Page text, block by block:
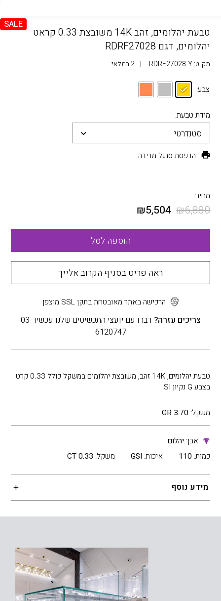
SALE
טבעת יהלומים, זהב 14K משובצת 0.33 קראט
יהלומים, דגם RDRF27028
מק"ט:RDRF27028-Y
| 2 במלאי
צבע:
מידת טבעת:
סטנדרטי
הדפסת סרגל מדידה.
מחיר:
₪6,880
₪5,504
הוספה לסל
ראה פריט בסניף הקרוב אלייך
הרכישה באתר מאובטחת בתקן SSL מוצפן
צריכים עזרה?
דברו עם יועצי התכשיטים שלנו עכשיו 03-
6120747
טבעת יהלומים, 14K זהב, משובצת יהלומים במשקל כולל 0.33 קרט
בצבע G נקיון SI
משקל: 3.70 GR
אבן:יהלום
כמות: 110 איכות: GSI משקל: 0.33 CT
מידע נוסף